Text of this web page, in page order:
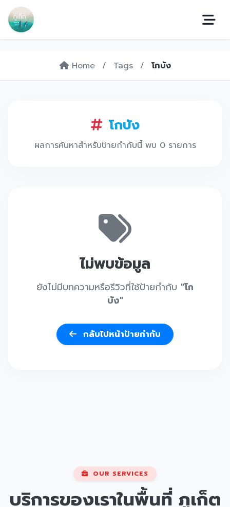
Home / Tags / โกบัง
โกบัง
ผลการค้นหาสำหรับป้ายกำกับนี้ พบ 0 รายการ
ไม่พบข้อมูล
ยังไม่มีบทความหรือรีวิวที่ใช้ป้ายกำกับ "โก
บัง"
กลับไปหน้าป้ายกำกับ
OUR SERVICES
บริการของเราในพื้นที่ ภูเก็ต